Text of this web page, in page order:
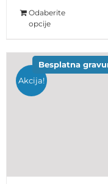
Odaberite
opcije
Akcija!
Besplatna